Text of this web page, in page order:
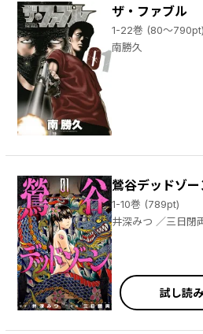
ザ・ファブル
1-22巻 (80～790pt)
南勝久
鶯谷デッドゾー
1-10巻 (789pt)
井深みつ ／三日
試し読み